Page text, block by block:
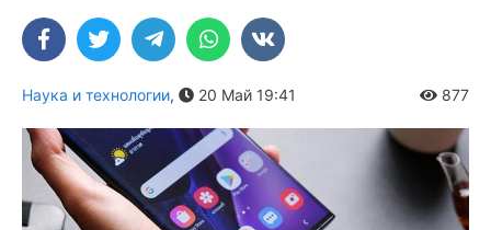
Наука и технологии, 20 Май 19:41 877